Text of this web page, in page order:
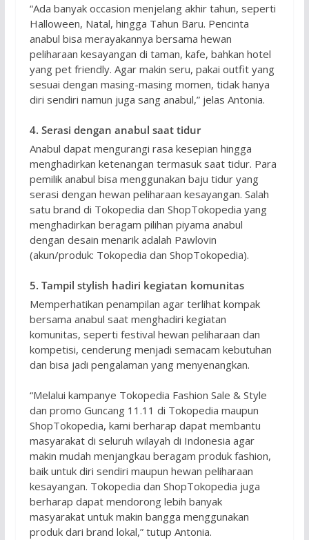
“Ada banyak occasion menjelang akhir tahun, seperti
Halloween, Natal, hingga Tahun Baru. Pencinta
anabul bisa merayakannya bersama hewan
peliharaan kesayangan di taman, kafe, bahkan hotel
yang pet friendly. Agar makin seru, pakai outfit yang
sesuai dengan masing-masing momen, tidak hanya
diri sendiri namun juga sang anabul,” jelas Antonia.
4. Serasi dengan anabul saat tidur
Anabul dapat mengurangi rasa kesepian hingga
menghadirkan ketenangan termasuk saat tidur. Para
pemilik anabul bisa menggunakan baju tidur yang
serasi dengan hewan peliharaan kesayangan. Salah
satu brand di Tokopedia dan ShopTokopedia yang
menghadirkan beragam pilihan piyama anabul
dengan desain menarik adalah Pawlovin
(akun/produk: Tokopedia dan ShopTokopedia).
5. Tampil stylish hadiri kegiatan komunitas
Memperhatikan penampilan agar terlihat kompak
bersama anabul saat menghadiri kegiatan
komunitas, seperti festival hewan peliharaan dan
kompetisi, cenderung menjadi semacam kebutuhan
dan bisa jadi pengalaman yang menyenangkan.
“Melalui kampanye Tokopedia Fashion Sale & Style
dan promo Guncang 11.11 di Tokopedia maupun
ShopTokopedia, kami berharap dapat membantu
masyarakat di seluruh wilayah di Indonesia agar
makin mudah menjangkau beragam produk fashion,
baik untuk diri sendiri maupun hewan peliharaan
kesayangan. Tokopedia dan ShopTokopedia juga
berharap dapat mendorong lebih banyak
masyarakat untuk makin bangga menggunakan
produk dari brand lokal,” tutup Antonia.